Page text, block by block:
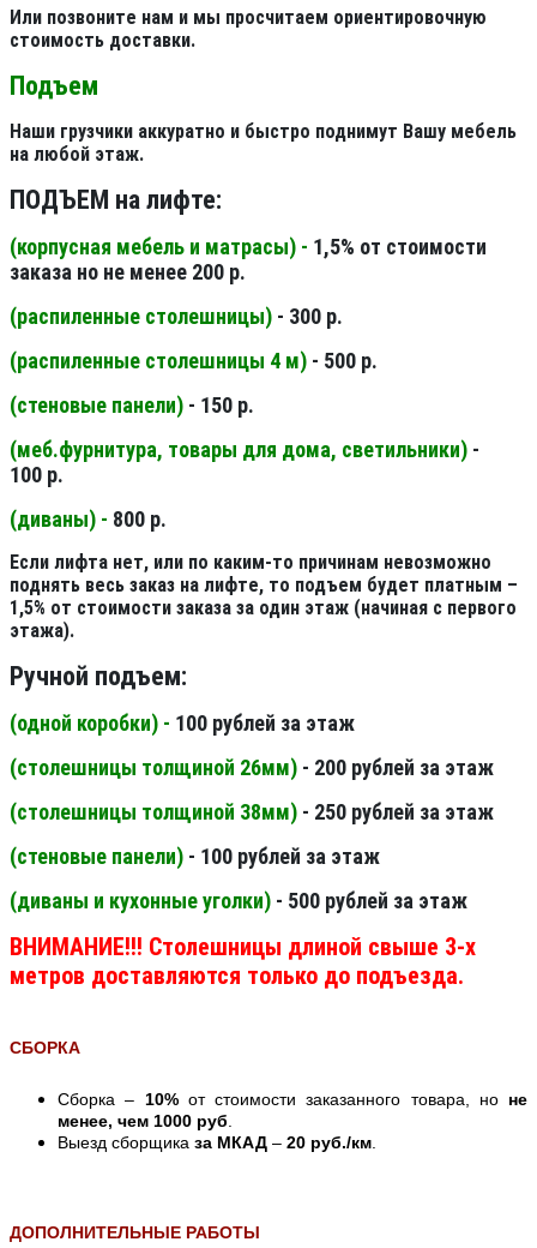
Или позвоните нам и мы просчитаем ориентировочную
стоимость доставки.
Подъем
Наши грузчики аккуратно и быстро поднимут Вашу мебель
на любой этаж.
ПОДЪЕМ на лифте:
(корпусная мебель и матрасы) - 1,5% от стоимости
заказа но не менее 200 р.
(распиленные столешницы) - 300 р.
(распиленные столешницы 4 м) - 500 р.
(стеновые панели) - 150 р.
(меб.фурнитура, товары для дома, светильники) -
100 р.
(диваны) - 800 р.
Если лифта нет, или по каким-то причинам невозможно
поднять весь заказ на лифте, то подъем будет платным –
1,5% от стоимости заказа за один этаж (начиная с первого
этажа).
Ручной подъем:
(одной коробки) - 100 рублей за этаж
(столешницы толщиной 26мм) - 200 рублей за этаж
(столешницы толщиной 38мм) - 250 рублей за этаж
(стеновые панели) - 100 рублей за этаж
(диваны и кухонные уголки) - 500 рублей за этаж
ВНИМАНИЕ!!! Столешницы длиной свыше 3-х
метров доставляются только до подъезда.
СБОРКА
Сборка – 10%от стоимости заказанного товара, но не
менее, чем 1000 руб
Выезд сборщика за МКАД – 20 руб./км
ДОПОЛНИТЕЛЬНЫЕ РАБОТЫ